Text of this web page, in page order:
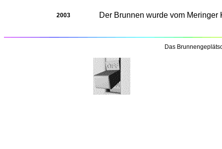
2003 Der Brunnen wurde vom Meringer
Das